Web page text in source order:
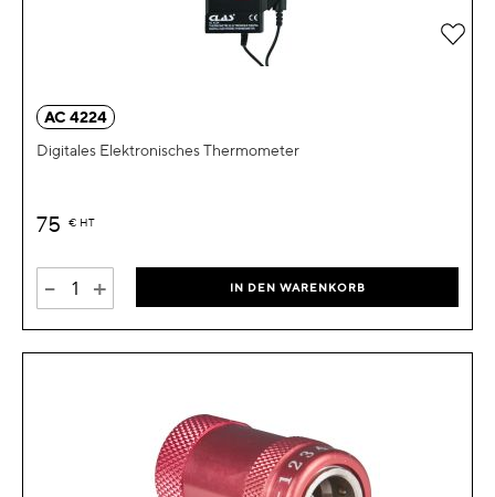
AC 4224
Digitales Elektronisches Thermometer
75 € HT
- + IN DEN WARENKORB
Zur